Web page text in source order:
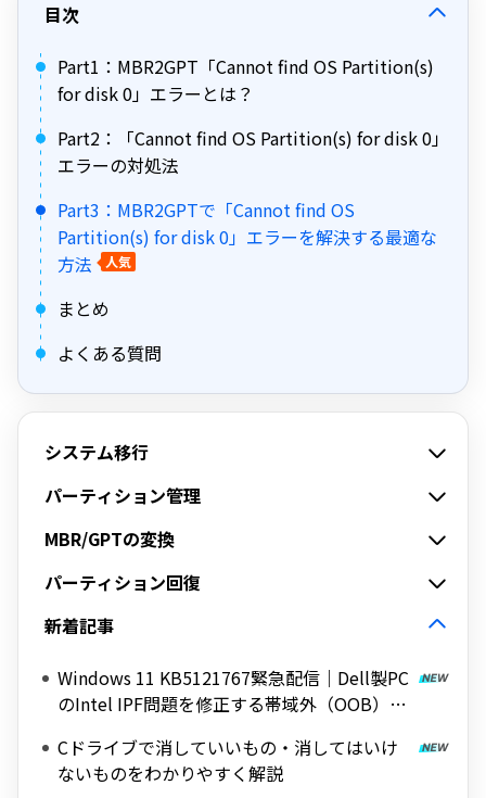
目次
Part1：MBR2GPT「Cannot find OS Partition(s)
for disk 0」エラーとは？
Part2：「Cannot find OS Partition(s) for disk 0」
エラーの対処法
Part3：MBR2GPTで「Cannot find OS
Partition(s) for disk 0」エラーを解決する最適な
方法
人気
まとめ
よくある質問
システム移行
パーティション管理
MBR/GPTの変換
パーティション回復
新着記事
Windows 11 KB5121767緊急配信｜Dell製PC
のIntel IPF問題を修正する帯域外（OOB）ア
Cドライブで消していいもの・消してはいけ
ないものをわかりやすく解説